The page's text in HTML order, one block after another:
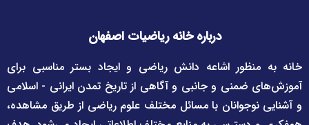
درباره خانه ریاضیات اصفهان
خانه به منظور اشاعه دانش ریاضی و ایجاد بستر مناسبی برای
آموزش‌های ضمنی و جانبی و آگاهی از تاریخ تمدن ایرانی - اسلامی
و آشنایی نوجوانان با مسائل مختلف علوم ریاضی از طریق مشاهده،